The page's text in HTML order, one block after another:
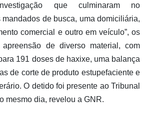
que culminaram no
mandados de busca, uma domiciliária,
comercial e outro em veículo”, os
de diverso material, com
191 doses de haxixe, uma balança
de corte de produto estupefaciente e
O detido foi presente ao Tribunal
mesmo dia, revelou a GNR.